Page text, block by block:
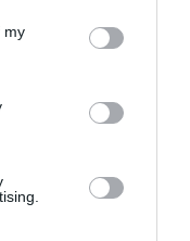
my
desmitificar la
de